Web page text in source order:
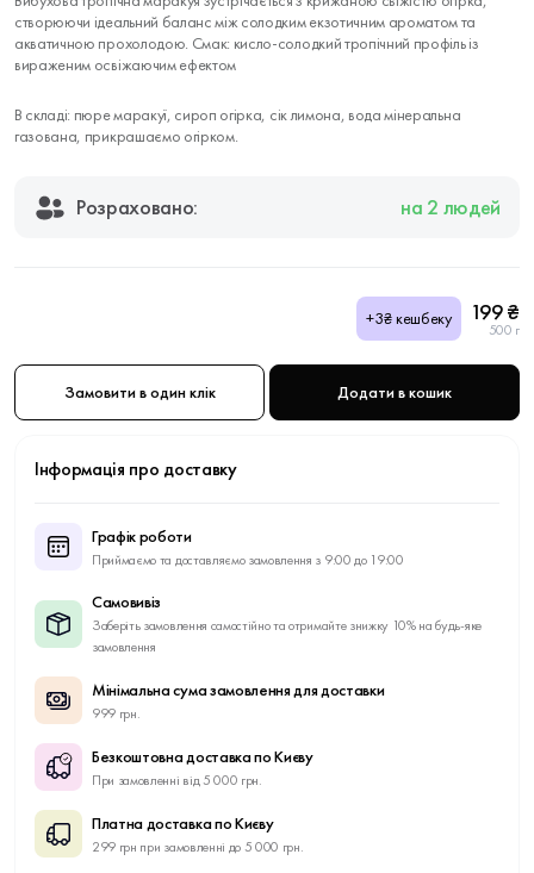
створюючи ідеальний баланс між солодким екзотичним ароматом та
акватичною прохолодою. Смак: кисло-солодкий тропічний профіль із
вираженим освіжаючим ефектом
В складі: пюре маракуї, сироп огірка, сік лимона, вода мінеральна
газована, прикрашаємо огірком.
Розраховано: на 2 людей
+3₴ кешбеку 199 ₴
500 г
Замовити в один клік Додати в кошик
Інформація про доставку
Графік роботи
Приймаємо та доставляємо замовлення з 9:00 до 19:00
Самовивіз
Заберіть замовлення самостійно та отримайте знижку 10% на будь-яке
замовлення
Мінімальна сума замовлення для доставки
999 грн.
Безкоштовна доставка по Києву
При замовленні від 5 000 грн.
Платна доставка по Києву
299 грн при замовленні до 5 000 грн.